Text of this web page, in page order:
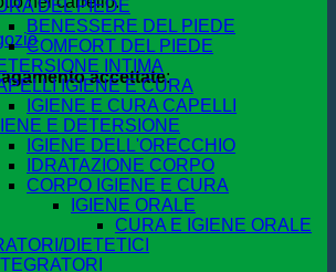
accettate:
DEL PIEDE
BENESSERE DEL PIEDE
COMFORT DEL PIEDE
INTIMA
IGIENE E CURA
IGIENE E CURA CAPELLI
E DETERSIONE
IGIENE DELL'ORECCHIO
IDRATAZIONE CORPO
CORPO IGIENE E CURA
IGIENE ORALE
CURA E IGIENE ORALE
DIETETICI